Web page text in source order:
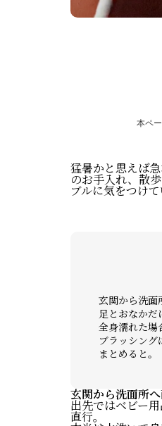
本ペ
猛暑かと思えば
のお手入れ、散
ブルに気をつけて
玄関から洗面
足とおなか
全身濡れた場
ブラッシング
まとめると。
玄関から洗面所
出先ではベビー
直行。